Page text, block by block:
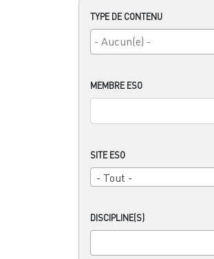
TYPE DE CONTENU
MEMBRE ESO
SITE ESO
- Tout -
DISCIPLINE(S)